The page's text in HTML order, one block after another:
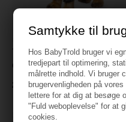
Samtykke til
Hos BabyTrold bruger vi
tredjepart til optimering,
målrette indhold. Vi bruger
brugervenligheden på
lettere for at dig at besøge
"Fuld weboplevelse" for at
cookies.
Teddy Hermann - Ruhåret
Gravhund 28 cm
270 kr.